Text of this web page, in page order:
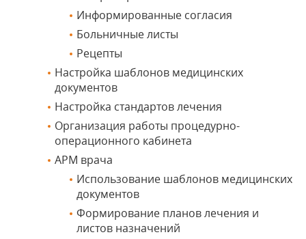
Информированные согласия
Больничные листы
Рецепты
Настройка шаблонов медицинских
документов
Настройка стандартов лечения
Организация работы процедурно-
операционного кабинета
АРМ врача
Использование шаблонов медицинских
документов
Формирование планов лечения и
листов назначений